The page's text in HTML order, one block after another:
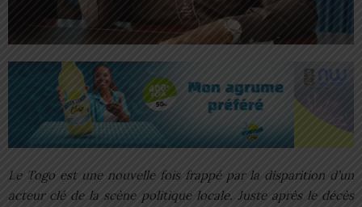
Le Togo est une nouvelle fois frappé par la disparition d’un
acteur clé de la scène politique locale. Juste après le décès